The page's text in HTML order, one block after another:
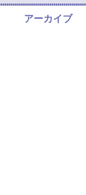
アーカイブ